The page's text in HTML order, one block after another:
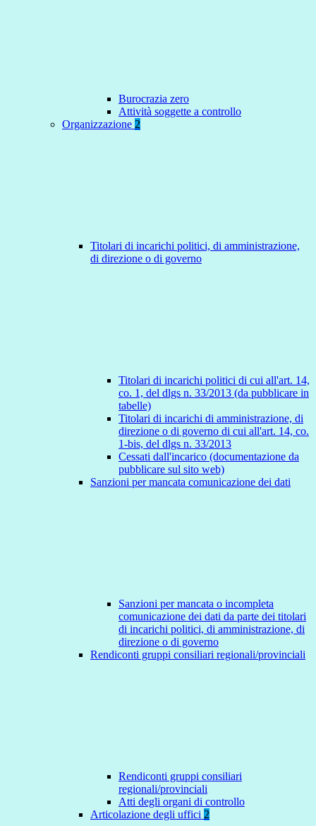
Burocrazia zero
Attività soggette a controllo
Organizzazione 2
Titolari di incarichi politici, di amministrazione,
di direzione o di governo
Titolari di incarichi politici di cui all'art. 14,
co. 1, del dlgs n. 33/2013 (da pubblicare in
tabelle)
Titolari di incarichi di amministrazione, di
direzione o di governo di cui all'art. 14, co.
1-bis, del dlgs n. 33/2013
Cessati dall'incarico (documentazione da
pubblicare sul sito web)
Sanzioni per mancata comunicazione dei dati
Sanzioni per mancata o incompleta
comunicazione dei dati da parte dei titolari
di incarichi politici, di amministrazione, di
direzione o di governo
Rendiconti gruppi consiliari regionali/provinciali
Rendiconti gruppi consiliari
regionali/provinciali
Atti degli organi di controllo
Articolazione degli uffici 2